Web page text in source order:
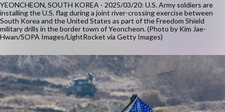
YEONCHEON, SOUTH KOREA - 2025/03/20: U.S. Army soldiers are
installing the U.S. flag during a joint river-crossing exercise between
South Korea and the United States as part of the Freedom Shield
military drills in the border town of Yeoncheon. (Photo by Kim Jae-
Hwan/SOPA Images/LightRocket via Getty Images)